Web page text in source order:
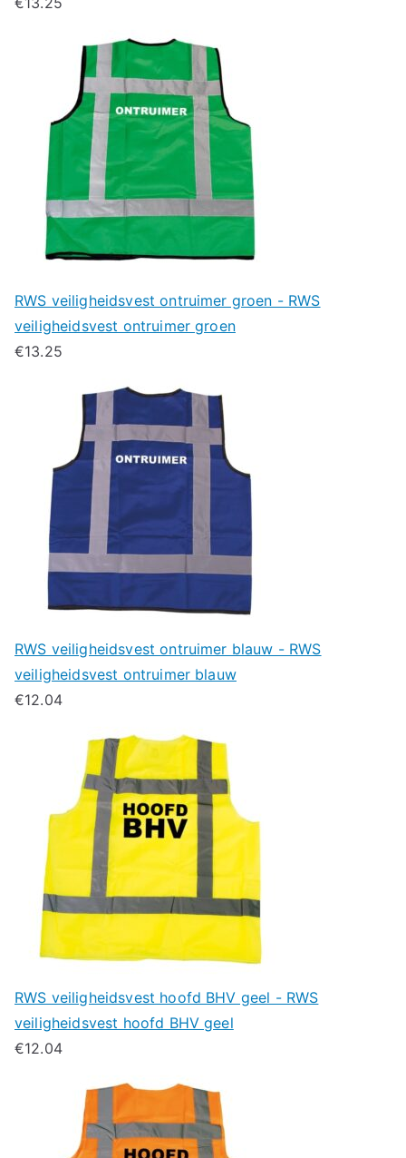
RWS veiligheidsvest ontruimer groen - RWS
veiligheidsvest ontruimer groen
€13.25
RWS veiligheidsvest ontruimer blauw - RWS
veiligheidsvest ontruimer blauw
€12.04
RWS veiligheidsvest hoofd BHV geel - RWS
veiligheidsvest hoofd BHV geel
€12.04